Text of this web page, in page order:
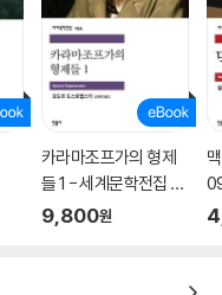
카라마조프가의 형제
들 1 - 세계문학전집 15
4
9,800원